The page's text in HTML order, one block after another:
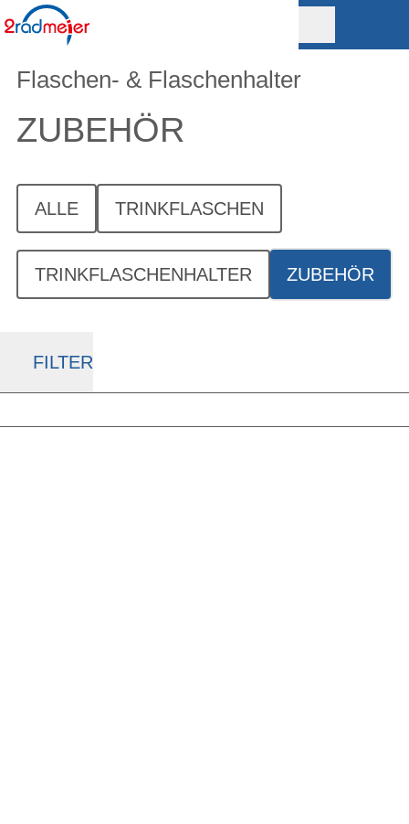
Flaschen- & Flaschenhalter
ZUBEHÖR
ALLE TRINKFLASCHEN
TRINKFLASCHENHALTER ZUBEHÖR
FILTER